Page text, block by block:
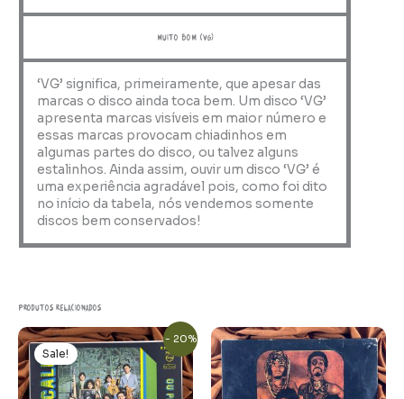
muito bom (VG)
‘VG’ significa, primeiramente, que apesar das
marcas o disco ainda toca bem. Um disco ‘VG’
apresenta marcas visíveis em maior número e
essas marcas provocam chiadinhos em
algumas partes do disco, ou talvez alguns
estalinhos. Ainda assim, ouvir um disco ‘VG’ é
uma experiência agradável pois, como foi dito
no início da tabela, nós vendemos somente
discos bem conservados!
Produtos relacionados
- 20%
Sale!
O
preço
original
era:
R$980,00.
O
preço
atual
é:
R$780,00.